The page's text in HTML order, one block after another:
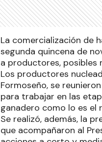
La comercialización de
segunda quincena de
a productores, posibles
Los productores
Formoseño, se
para trabajar en las
ganadero como lo es
Se realizó, además, la
que acompañaron al